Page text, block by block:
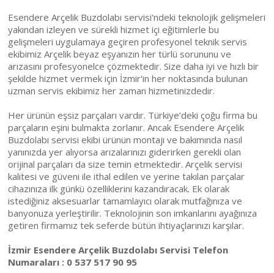
Esendere Arçelik Buzdolabı servisi'ndeki teknolojik gelişmeleri
yakından izleyen ve sürekli hizmet içi eğitimlerle bu
gelişmeleri uygulamaya geçiren profesyonel teknik servis
ekibimiz Arçelik beyaz eşyanızın her türlü sorununu ve
arızasını profesyonelce çözmektedir. Size daha iyi ve hızlı bir
şekilde hizmet vermek için İzmir'in her noktasında bulunan
uzman servis ekibimiz her zaman hizmetinizdedir.
Her ürünün eşsiz parçaları vardır. Türkiye’deki çoğu firma bu
parçaların eşini bulmakta zorlanır. Ancak Esendere Arçelik
Buzdolabı servisi ekibi ürünün montajı ve bakımında nasıl
yanınızda yer alıyorsa arızalarınızı giderirken gerekli olan
orijinal parçaları da size temin etmektedir. Arçelik servisi
kalitesi ve güveni ile ithal edilen ve yerine takılan parçalar
cihazınıza ilk günkü özelliklerini kazandıracak. Ek olarak
istediğiniz aksesuarlar tamamlayıcı olarak mutfağınıza ve
banyonuza yerleştirilir. Teknolojinin son imkanlarını ayağınıza
getiren firmamız tek seferde bütün ihtiyaçlarınızı karşılar.
İzmir Esendere Arçelik Buzdolabı Servisi Telefon
Numaraları : 0 537 517 90 95